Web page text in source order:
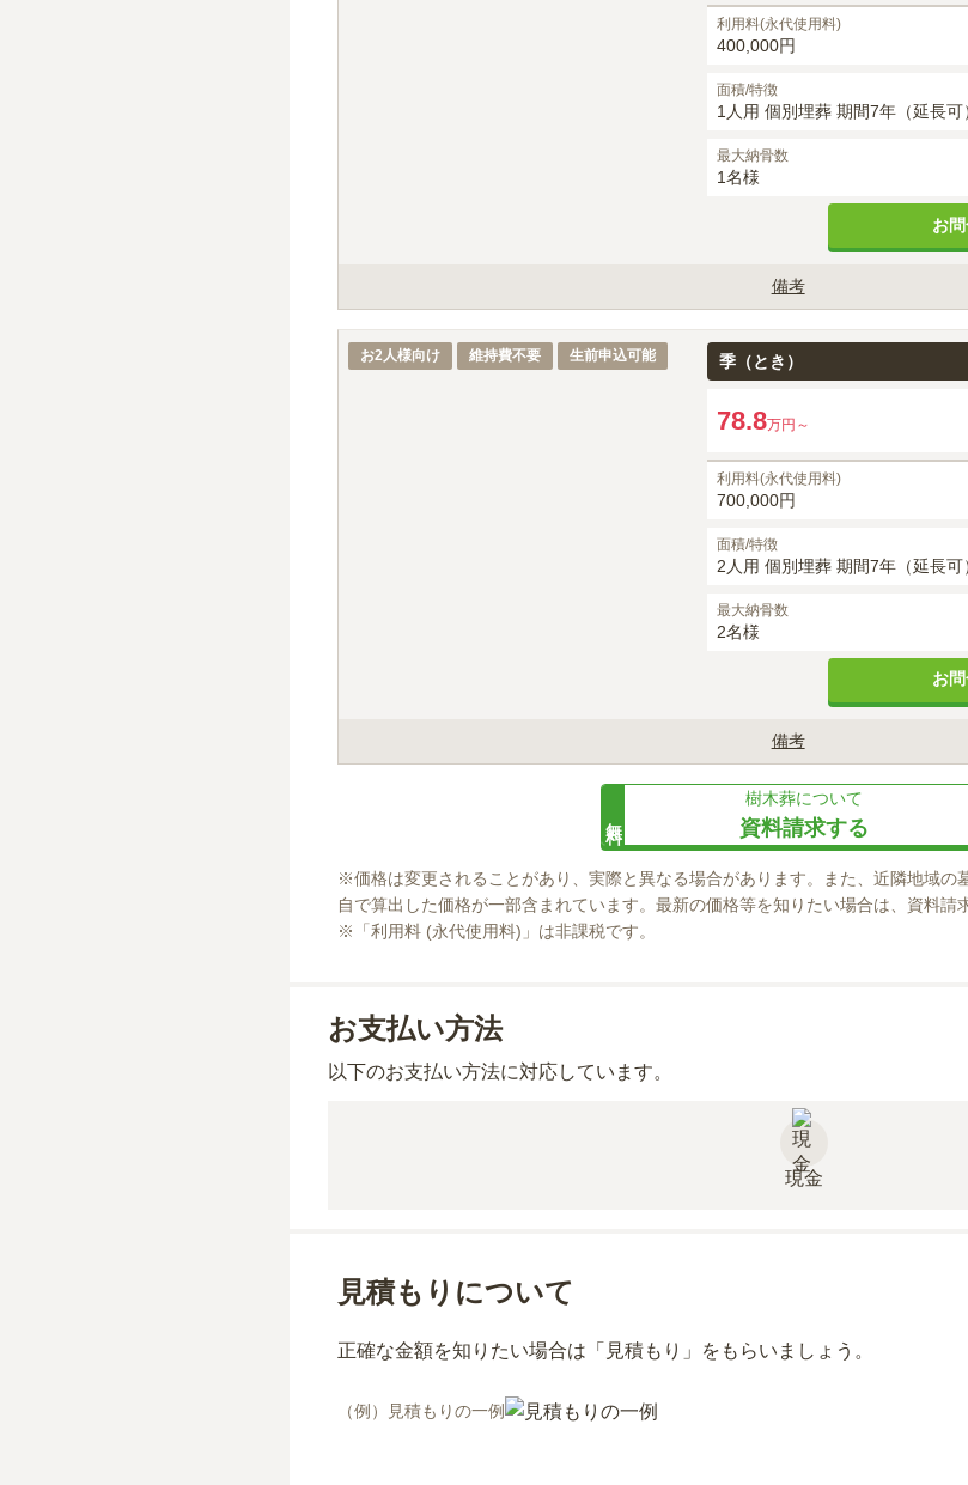
利用料(永代使用料)
400,000円
面積/特徴
1人用 個別埋葬 期間7年（延長可
最大納骨数
1名様
お
備考
約39万円～
お2人様向け 維持費不要 生前申込可能 季（とき）
78.8万円～
利用料(永代使用料)
700,000円
面積/特徴
2人用 個別埋葬 期間7年（延長可
最大納骨数
2名様
お
備考
樹木葬について
資料請求する
※価格は変更されることがあり、実際と異なる場合があります。また、近隣地域の
自で算出した価格が一部含まれています。最新の価格等を知りたい場合は、資料請
※「利用料 (永代使用料)」は非課税です。
お支払い方法
以下のお支払い方法に対応しています。
現金
見積もりについて
正確な金額を知りたい場合は「見積もり」をもらいましょう。
（例）見積もりの一例